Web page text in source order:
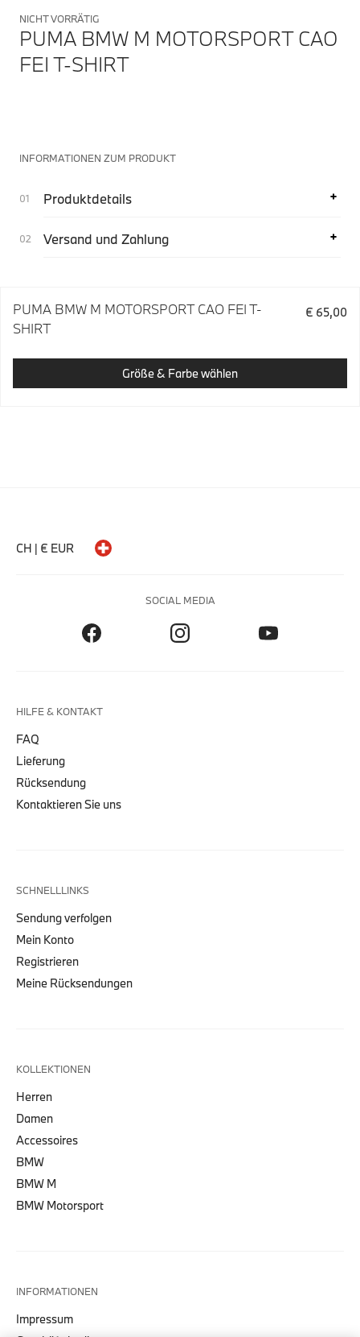
NICHT VORRÄTIG
PUMA BMW M MOTORSPORT CAO
FEI T-SHIRT
INFORMATIONEN ZUM PRODUKT
Produktdetails
Versand und Zahlung
PUMA BMW M MOTORSPORT CAO FEI T-
SHIRT
€ 65,00
Größe & Farbe wählen
CH | € EUR
SOCIAL MEDIA
HILFE & KONTAKT
FAQ
Lieferung
Rücksendung
Kontaktieren Sie uns
SCHNELLLINKS
Sendung verfolgen
Mein Konto
Registrieren
Meine Rücksendungen
KOLLEKTIONEN
Herren
Damen
Accessoires
BMW
BMW M
BMW Motorsport
INFORMATIONEN
Impressum